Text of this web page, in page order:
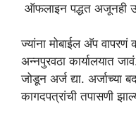
ऑफलाइन पद्धत अजूनही
ज्यांना मोबाईल अ‍ॅप वापरणं
अन्नपुरवठा कार्यालयात
जोडून अर्ज द्या. अर्जाच्या
कागदपत्रांची तपासणी